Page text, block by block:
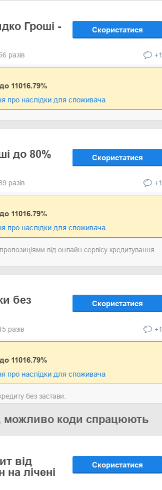
Гроші -
Скористатися
разів +1
11016.79%
про наслідки для споживача
до 80%
Скористатися
разів +1
11016.79%
про наслідки для споживача
від онлайн сервісу кредитування
без
Скористатися
разів +1
11016.79%
про наслідки для споживача
без застави.
можливо коди спрацюють
від
лічені
Скористатися